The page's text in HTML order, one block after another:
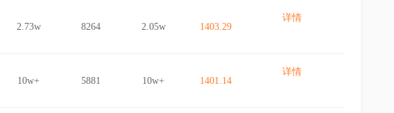
2.73w 8264 2.05w 1403.29
详情
10w+ 5881 10w+ 1401.14
详情